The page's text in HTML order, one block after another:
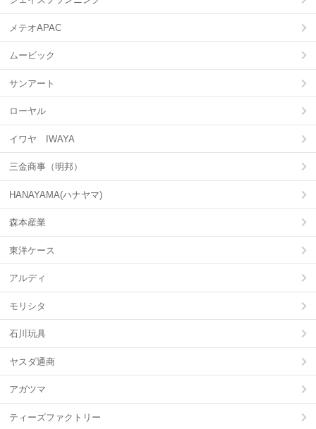
メテオAPAC
ムービック
サンアート
ローヤル
イワヤ IWAYA
三金商事（明邦）
HANAYAMA(ハナヤマ)
森本産業
東洋ケース
アルディ
モリシタ
石川玩具
ヤスダ通商
アガツマ
ティーズファクトリー